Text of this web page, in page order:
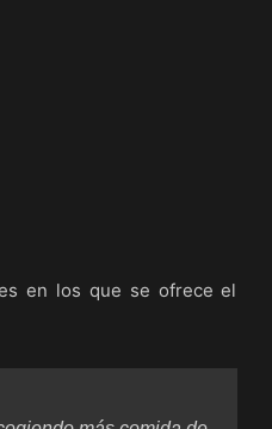
en los que se ofrece el